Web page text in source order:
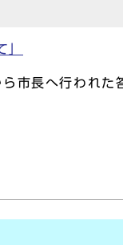
」
市長へ行われた